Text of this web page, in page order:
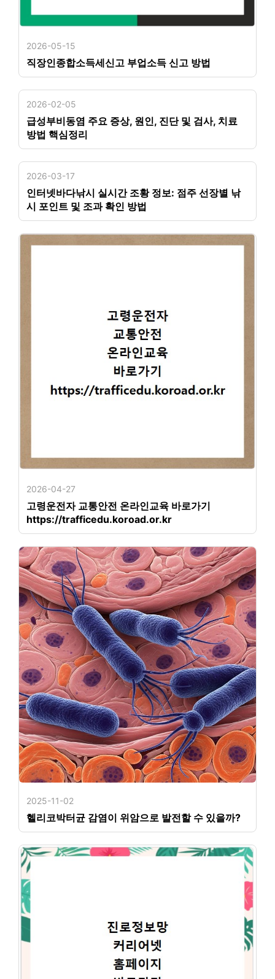
2026-05-15
직장인종합소득세신고 부업소득 신고 방법
2026-02-05
급성부비동염 주요 증상, 원인, 진단 및 검사, 치료
방법 핵심정리
2026-03-17
인터넷바다낚시 실시간 조황 정보: 점주 선장별 낚
시 포인트 및 조과 확인 방법
2026-04-27
고령운전자 교통안전 온라인교육 바로가기
https://trafficedu.koroad.or.kr
2025-11-02
헬리코박터균 감염이 위암으로 발전할 수 있을까?